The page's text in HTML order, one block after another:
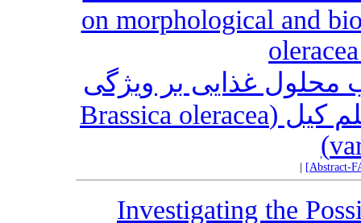
on morphological and
محلول غذایی بر ویژگی
های مورفولوژی و بیوشیمیایی کلم کیل (Brassica oleracea
[Abstract-
Investigating the